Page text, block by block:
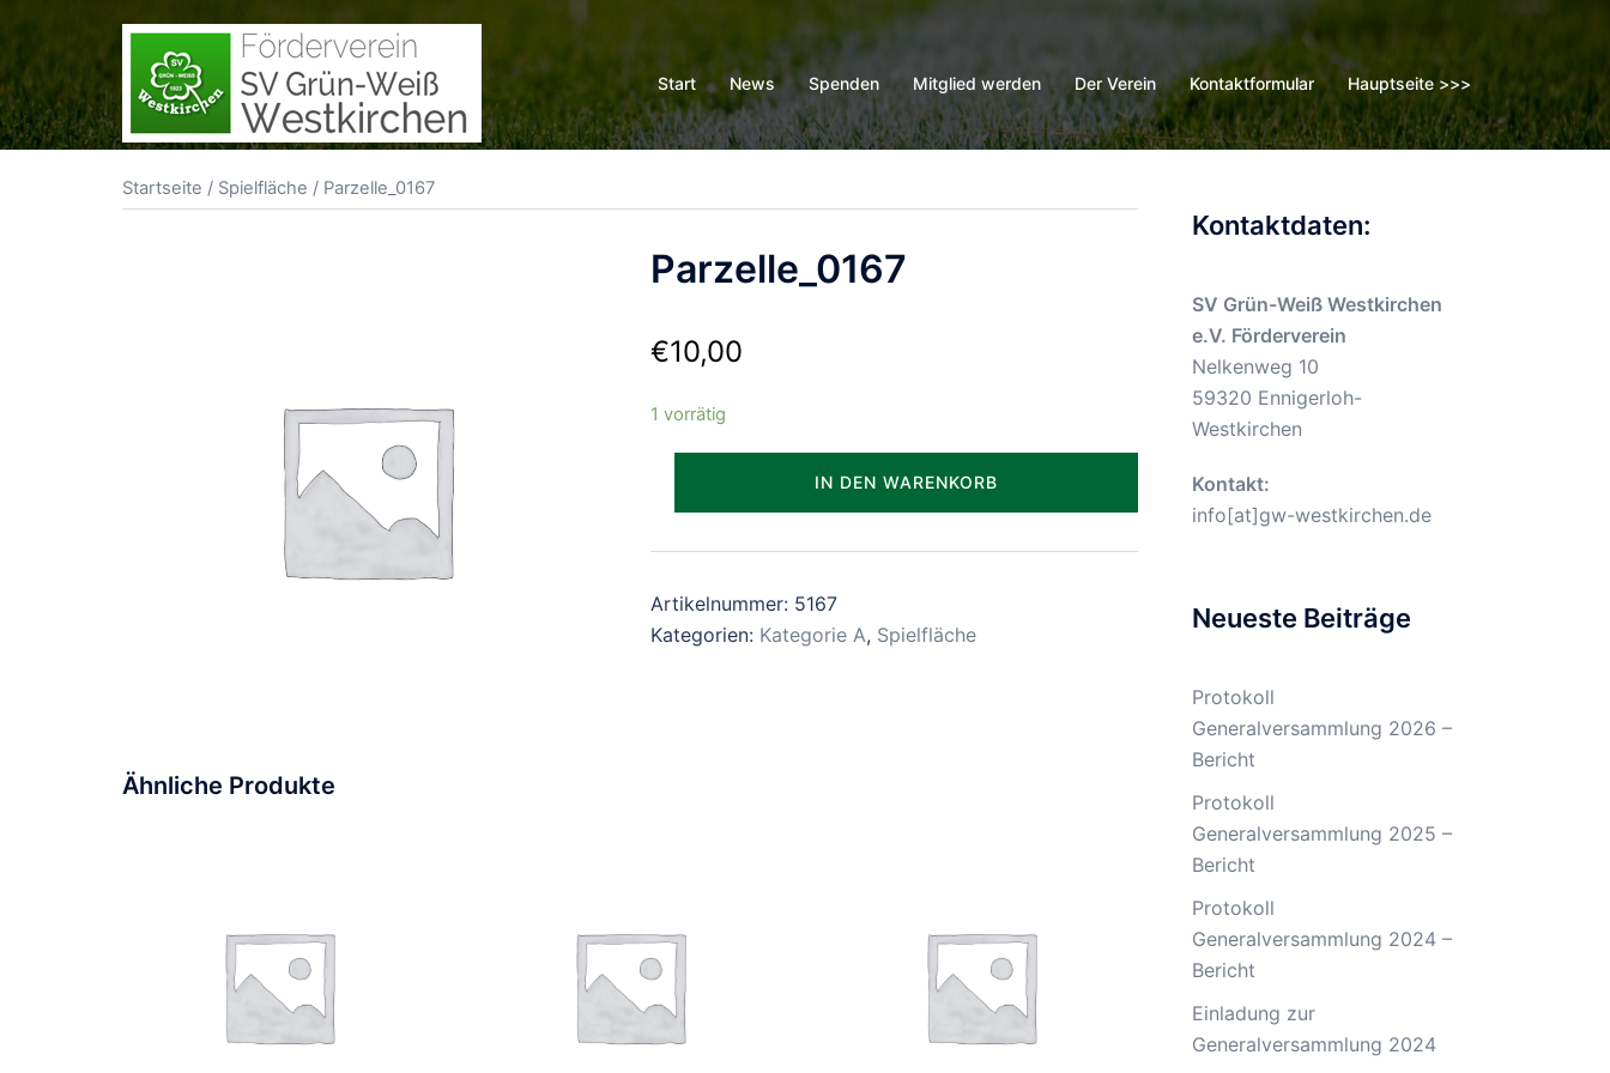
springen
Start News Spenden Mitglied werden Der Verein Kontaktformular Hauptseite >>>
Startseite / Spielfläche / Parzelle_0167
Parzelle_0167
€10,00
1 vorrätig
IN DEN WARENKORB
Artikelnummer: 5167
Kategorien: Kategorie A, Spielfläche
Ähnliche Produkte
Kontaktdaten:
SV Grün-Weiß Westkirchen
e.V. Förderverein
Nelkenweg 10
59320 Ennigerloh-
Westkirchen
Kontakt:
info[at]gw-westkirchen.de
Neueste Beiträge
Protokoll
Generalversammlung 2026 –
Bericht
Protokoll
Generalversammlung 2025 –
Bericht
Protokoll
Generalversammlung 2024 –
Bericht
Einladung zur
Generalversammlung 2024